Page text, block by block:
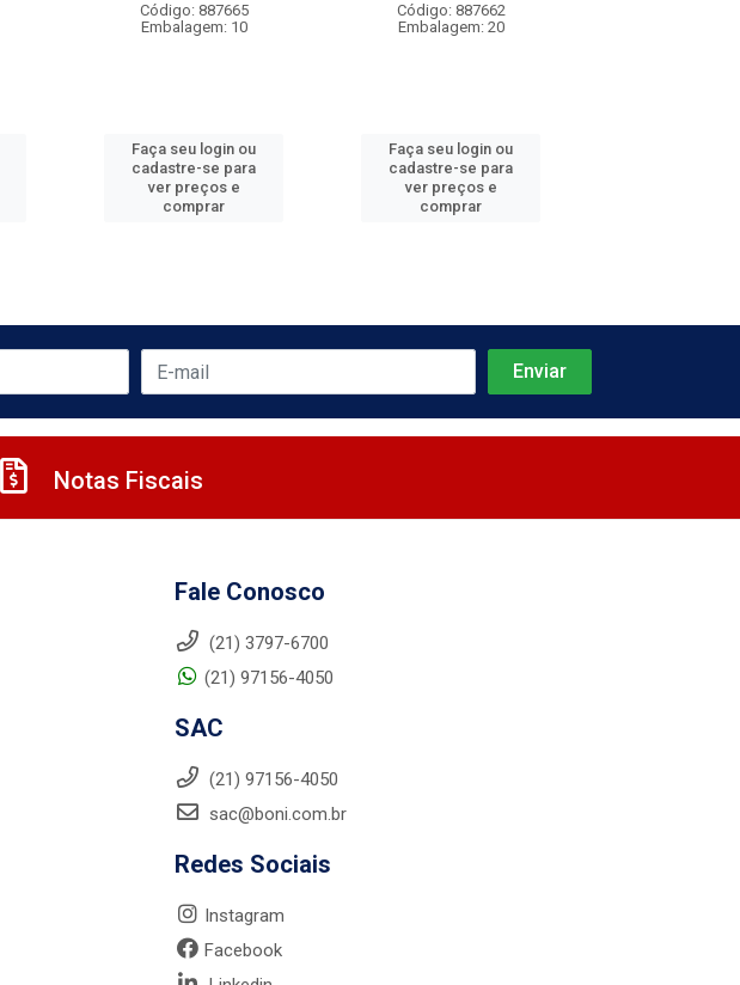
Código: 887665
Embalagem: 10
Faça seu login ou
cadastre-se para
ver preços e
comprar
Código: 887662
Embalagem: 20
Faça seu login ou
cadastre-se para
ver preços e
comprar
Notas Fiscais
Fale Conosco
(21) 3797-6700
(21) 97156-4050
SAC
(21) 97156-4050
sac@boni.com.br
Redes Sociais
Instagram
Facebook